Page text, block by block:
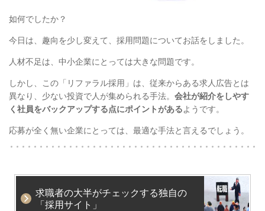
如何でしたか？
今日は、趣向を少し変えて、採用問題についてお話をしました。
人材不足は、中小企業にとっては大きな問題です。
しかし、この「リファラル採用」は、従来からある求人広告とは
異なり、少ない投資で人が集められる手法。 会社が紹介をしやす
く社員をバックアップする点にポイントがあるようです。
応募が全く無い企業にとっては、最適な手法と言えるでしょう。
求職者の大半がチェックする独自の
「採用サイト」